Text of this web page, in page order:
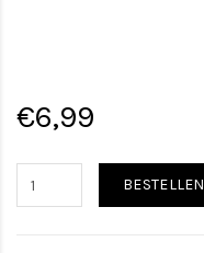
€6,99
BESTELLEN